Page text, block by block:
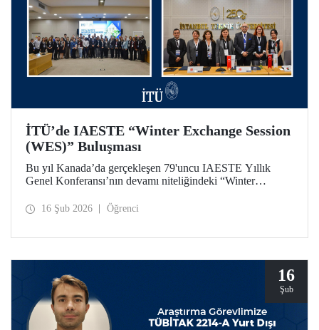
İTÜ’de IAESTE “Winter Exchange Session
(WES)” Buluşması
Bu yıl Kanada’da gerçekleşen 79'uncu IAESTE Yıllık
Genel Konferansı’nın devamı niteliğindeki “Winter
Üniversitesi ev sahipliğinde, Süleyman Demirel Kültür
16 Şub 2026 Öğrenci
16
Şub